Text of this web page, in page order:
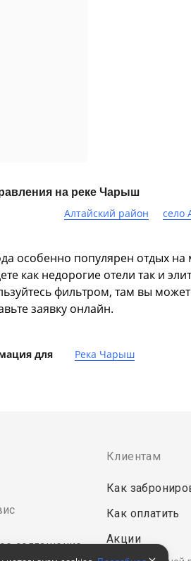
на реке Чарыш
Алтайский район село
особенно популярен отдых
как недорогие отели так и
фильтром, там вы
заявку онлайн.
для
Река Чарыш
соглашение
Клиентам
Как
Как оплатить
Акции